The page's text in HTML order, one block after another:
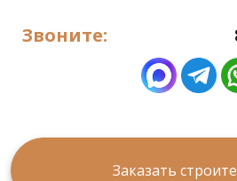
Звоните:
Заказать